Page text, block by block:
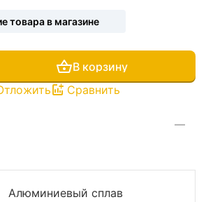
товара в магазине
В корзину
Сравнить
Алюминиевый сплав